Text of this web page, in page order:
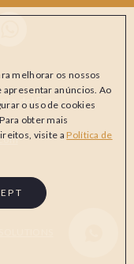
HotelAwa Hotel
del Este,
melhorar os nossos
anúncios. Ao
o uso de cookies
obter mais
visite a Política de